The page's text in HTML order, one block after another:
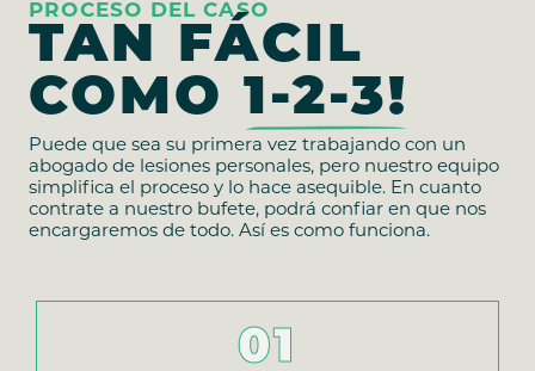
PROCESO DEL CASO
TAN FÁCIL
COMO 1-2-3!
Puede que sea su primera vez trabajando con un
abogado de lesiones personales, pero nuestro equipo
simplifica el proceso y lo hace asequible. En cuanto
contrate a nuestro bufete, podrá confiar en que nos
encargaremos de todo. Así es como funciona.
01